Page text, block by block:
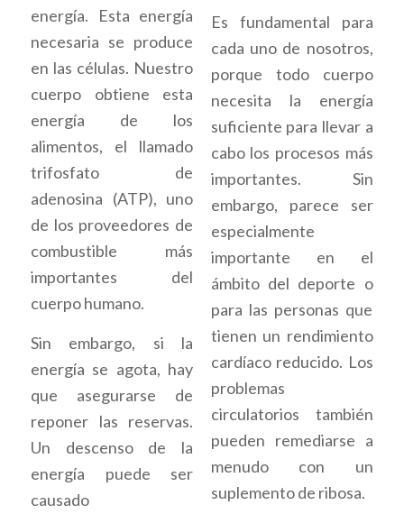
energía. Esta energía
necesaria se produce
en las células. Nuestro
cuerpo obtiene esta
energía de los
alimentos, el llamado
trifosfato de
adenosina (ATP), uno
de los proveedores de
combustible más
importantes del
cuerpo humano.
Sin embargo, si la
energía se agota, hay
que asegurarse de
reponer las reservas.
Un descenso de la
energía puede ser
causado
Es fundamental para
cada uno de nosotros,
porque todo cuerpo
necesita la energía
suficiente para llevar a
cabo los procesos más
importantes. Sin
embargo, parece ser
especialmente
importante en el
ámbito del deporte o
para las personas que
tienen un rendimiento
cardíaco reducido. Los
problemas
circulatorios también
pueden remediarse a
menudo con un
suplemento de ribosa.